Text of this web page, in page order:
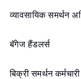
व्यावसायिक समर्थन
बॅगेज हैंडलर्स
बिक्री समर्थन कर्मचारी